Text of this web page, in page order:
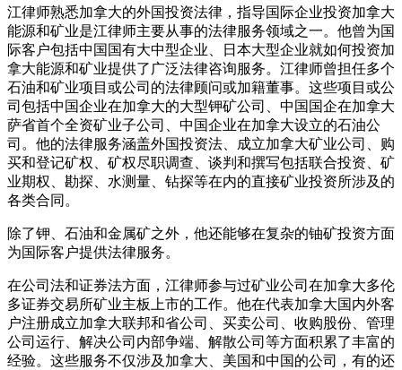
江律师熟悉加拿大的外国投资法律，指导国际企业投资加拿大
能源和矿业是江律师主要从事的法律服务领域之一。他曾为国
际客户包括中国国有大中型企业、日本大型企业就如何投资加
拿大能源和矿业提供了广泛法律咨询服务。江律师曾担任多个
石油和矿业项目或公司的法律顾问或加籍董事。这些项目或公
司包括中国企业在加拿大的大型钾矿公司、中国国企在加拿大
萨省首个全资矿业子公司、中国企业在加拿大设立的石油公
司。他的法律服务涵盖外国投资法、成立加拿大矿业公司、购
买和登记矿权、矿权尽职调查、谈判和撰写包括联合投资、矿
业期权、勘探、水测量、钻探等在内的直接矿业投资所涉及的
各类合同。
除了钾、石油和金属矿之外，他还能够在复杂的铀矿投资方面
为国际客户提供法律服务。
在公司法和证券法方面，江律师参与过矿业公司在加拿大多伦
多证券交易所矿业主板上市的工作。他在代表加拿大国内外客
户注册成立加拿大联邦和省公司、买卖公司、收购股份、管理
公司运行、解决公司内部争端、解散公司等方面积累了丰富的
经验。这些服务不仅涉及加拿大、美国和中国的公司，有的还